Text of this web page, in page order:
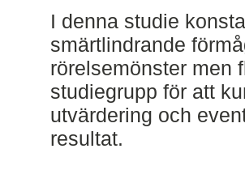
I denna studie
smärtlindrande
rörelsemönster men
studiegrupp för att
utvärdering och
resultat.